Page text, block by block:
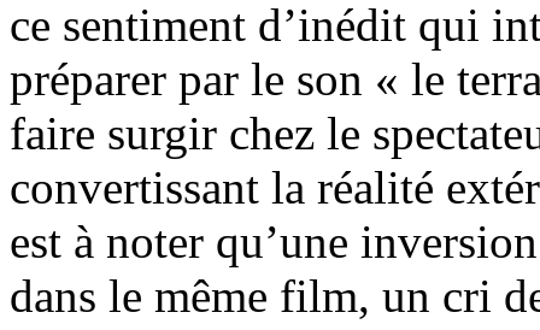
ce sentiment d’inédit qui
préparer par le son « le
faire surgir chez le
convertissant la réalité
est à noter qu’une
dans le même film, un cri